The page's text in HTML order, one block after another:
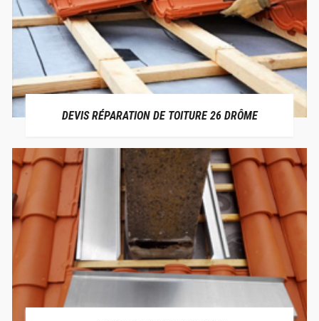
DEVIS RÉPARATION DE TOITURE 26 DRÔME